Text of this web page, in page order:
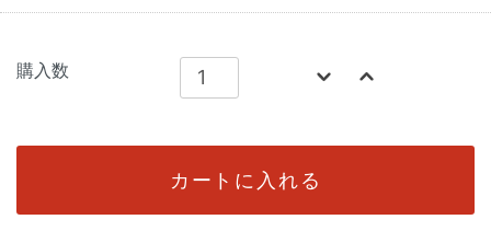
購入数
カートに入れる